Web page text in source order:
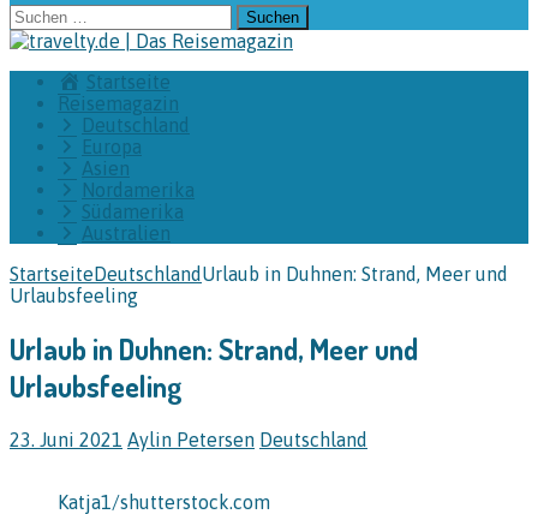
Suchen
nach:
Startseite
Reisemagazin
Deutschland
Europa
Asien
Nordamerika
Südamerika
Australien
StartseiteDeutschland Urlaub in Duhnen: Strand, Meer und
Urlaubsfeeling
Urlaub in Duhnen: Strand, Meer und
Urlaubsfeeling
23. Juni 2021 Aylin Petersen Deutschland
Katja1/shutterstock.com